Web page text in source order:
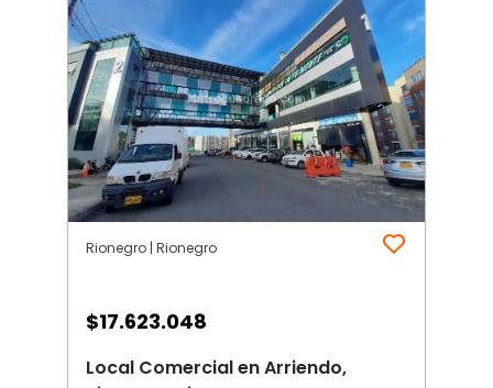
Rionegro | Rionegro
$17.623.048
Local Comercial en Arriendo,